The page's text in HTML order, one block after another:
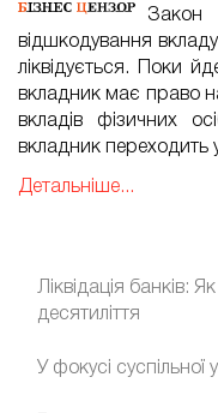
відшкодування
ліквідується. Поки
вкладник має право
вкладів фізичних
вкладник переходить
Детальніше...
Ліквідація банків:
десятиліття
У фокусі суспільної